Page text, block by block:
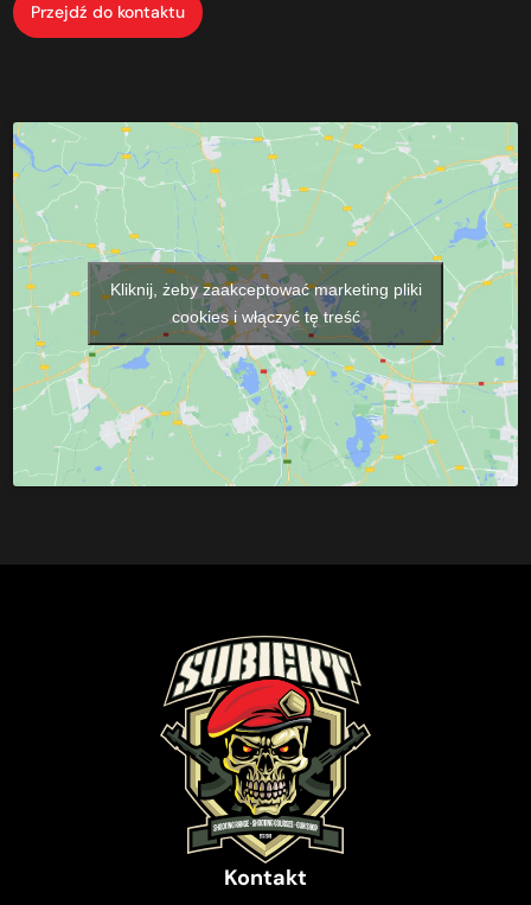
Przejdź do kontaktu
Kliknij, żeby zaakceptować marketing pliki
cookies i włączyć tę treść
Kontakt